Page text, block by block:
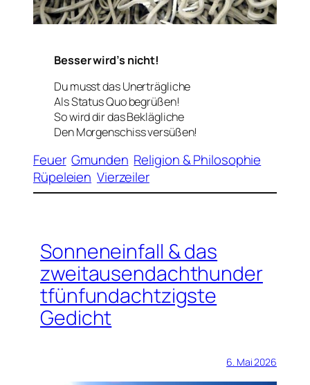
Besser wird’s nicht!
Du musst das Unerträgliche
Als Status Quo begrüßen!
So wird dir das Beklägliche
Den Morgenschiss versüßen!
Feuer Gmunden Religion & Philosophie
Rüpeleien Vierzeiler
Sonneneinfall & das
zweitausendachthunder
tfünfundachtzigste
Gedicht
6. Mai 2026